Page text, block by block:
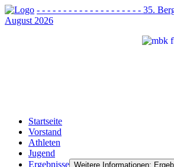
- - - - - - - - - - - - - - - - - - - - 35.
August 2026
Startseite
Vorstand
Athleten
Jugend
Ergebnisse Weitere Informationen: